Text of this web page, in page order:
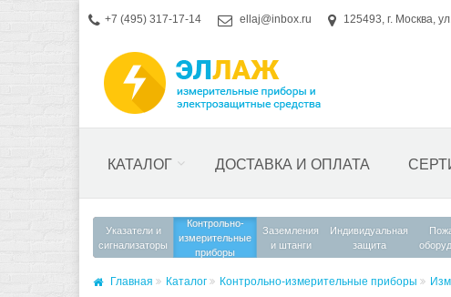
+7 (495) 317-17-14 ellaj@inbox.ru 125493, г. Москва,
КАТАЛОГ ДОСТАВКА И ОПЛАТА
Указатели и
сигнализаторы
Контрольно-
измерительные
приборы
Заземления
и штанги
Индивидуальная
защита
Главная Каталог Контрольно-измерительные приборы